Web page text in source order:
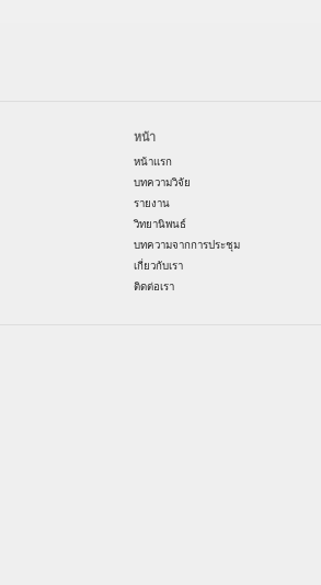
หน้า
หน้าแรก
บทความวิจัย
รายงาน
วิทยานิพนธ์
บทความจากการประชุม
เกี่ยวกับเรา
ติดต่อเรา